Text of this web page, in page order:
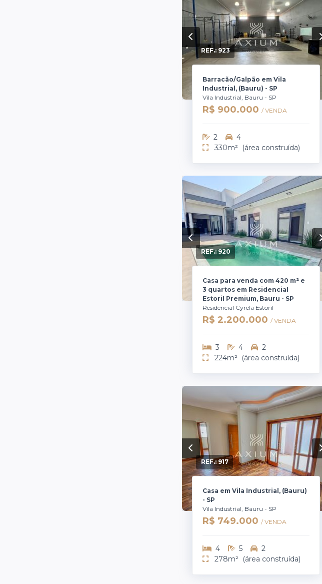
REF.: 923
Barracão/Galpão em Vila
Industrial, (Bauru) - SP
Vila Industrial, Bauru - SP
R$ 900.000 / VENDA
2
4
330m²
(área construída)
REF.:920
Casa para venda com 420 m² e
3 quartos em Residencial
Estoril Premium, Bauru - SP
Residencial Cyrela Estoril
R$ 2.200.000 / VENDA
3 4
2
224m²
(área construída)
REF.:917
Casa em Vila Industrial, (Bauru)
- SP
Vila Industrial, Bauru - SP
R$ 749.000 / VENDA
4 5
2
278m²
(área construída)